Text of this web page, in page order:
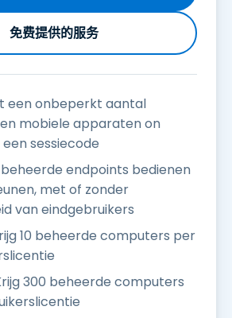
免费提供的服务
een onbeperkt aantal
mobiele apparaten on
sessiecode
endpoints bedienen
met of zonder
van eindgebruikers
10 beheerde computers per
300 beheerde computers